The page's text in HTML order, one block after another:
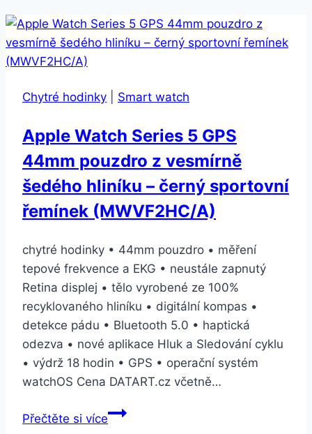
Chytré hodinky Smart watch
Apple Watch Series 5 GPS
44mm pouzdro z vesmírně
šedého hliníku – černý sportovní
řemínek (MWVF2HC/A)
chytré hodinky • 44mm pouzdro • měření
tepové frekvence a EKG • neustále zapnutý
Retina displej • tělo vyrobené ze 100%
recyklovaného hliníku • digitální kompas •
detekce pádu • Bluetooth 5.0 • haptická
odezva • nové aplikace Hluk a Sledování cyklu
• výdrž 18 hodin • GPS • operační systém
watchOS Cena DATART.cz včetně…
Přečtěte si víceApple